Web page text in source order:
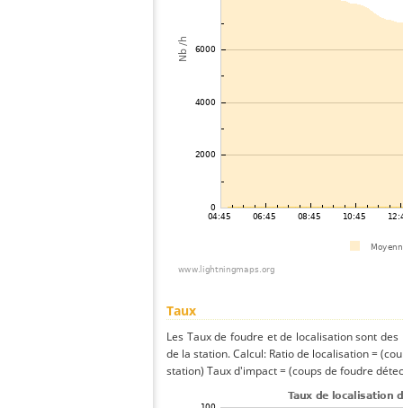
Taux
Les Taux de foudre et de localisation sont
de la station. Calcul: Ratio de localisation =
station) Taux d'impact = (coups de foudre